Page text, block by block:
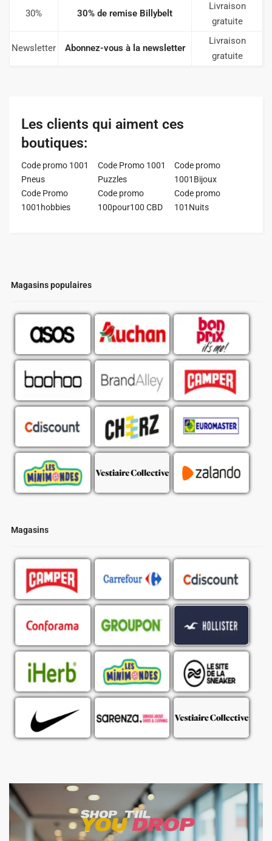
Magasins populaires
Magasins
30% 30% de remise Billybelt
Livraison
gratuite
Newsletter Abonnez-vous à la newsletter
Livraison
gratuite
Les clients qui aiment ces
boutiques:
Code promo 1001
Pneus
Code Promo 1001
Puzzles
Code promo
1001Bijoux
Code Promo
1001hobbies
Code promo
100pour100 CBD
Code promo
101Nuits